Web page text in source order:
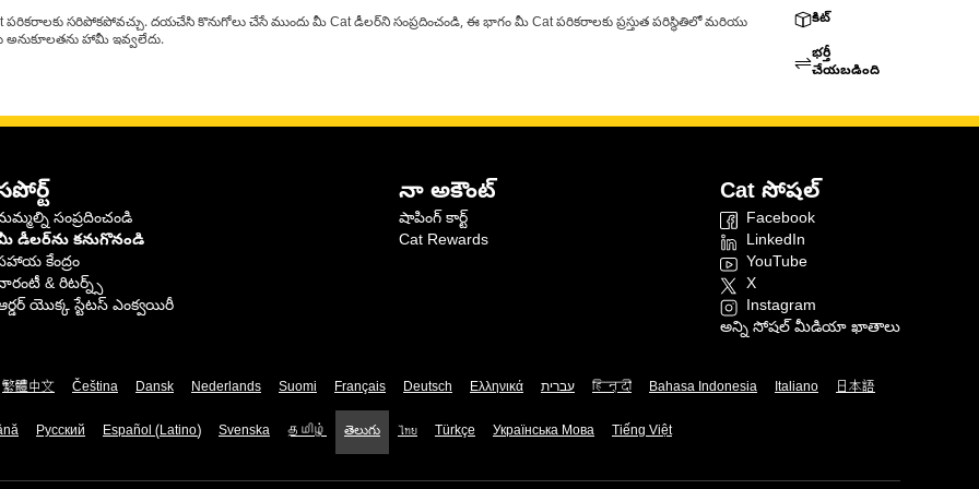
సరిపోకపోవచ్చు. దయచేసి కొనుగోలు చేసే ముందు మీ Cat డీలర్‌ని సంప్రదించండి, ఈ భాగం మీ Cat పరికరాలకు ప్రస్తుత పరిస్థితిలో మరియు
అనుకూలతను హామీ ఇవ్వలేదు.
కిట్
భర్తీ
చేయబడింది
సంప్రదించండి
డీలర్‌ను కనుగొనండి
కేంద్రం
& రిటర్న్స్
యొక్క స్టేటస్ ఎంక్వయిరీ
నా అకౌంట్
షాపింగ్ కార్ట్
Cat Rewards
Cat సోషల్
Facebook
LinkedIn
YouTube
X
Instagram
అన్ని సోషల్ మీడియా ఖాతాలు
繁體中文 Čeština Dansk Nederlands Suomi Français Deutsch Ελληνικά עברית हिन्दी Bahasa Indonesia Italiano 日本語
Русский Español (Latino) Svenska தமிழ் తెలుగు ไทย Türkçe Українська Мова Tiếng Việt